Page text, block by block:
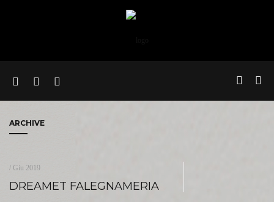
ARCHIVE
/ Giu 2019
DREAMET FALEGNAMERIA